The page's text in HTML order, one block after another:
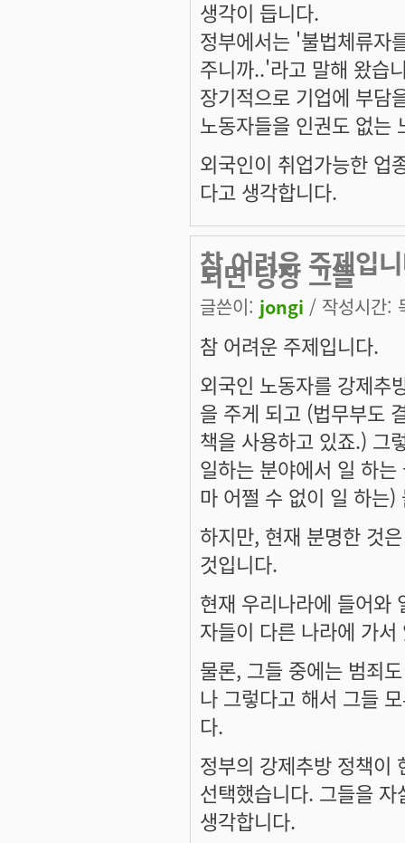
생각이 듭니다.
정부에서는 '불법체류자
주니까..'라고 말해 왔습
장기적으로 기업에 부담
노동자들을 인권도 없는
외국인이 취업가능한 업
다고 생각합니다.
참 어려운 주제입
되면 당장 그들
글쓴이: jongi / 작성시간:
참 어려운 주제입니다.
외국인 노동자를 강제추
을 주게 되고 (법무부도
책을 사용하고 있죠.) 그
일하는 분야에서 일 하
마 어쩔 수 없이 일 하는
하지만, 현재 분명한 것
것입니다.
현재 우리나라에 들어와
자들이 다른 나라에 가
물론, 그들 중에는 범죄
나 그렇다고 해서 그들
다.
정부의 강제추방 정책이
선택했습니다. 그들을
생각합니다.